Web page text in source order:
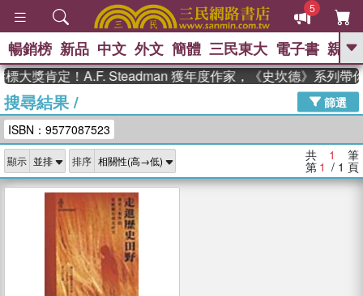
5
GO
高希均教授回憶錄
、 The Odyssey 、 父親節 、 如果歷
獎 臺灣漫遊錄 、 方念華 、 台灣的李
登輝時代
數學女孩：黎曼猜想 、
偉大的迷走神經
暢銷榜 新品 中文 外文 簡體 三民東大 電子書 親子
大獎肯定！A.F. Steadman 獲年度作家，《史坎德》系列帶
搜尋結果/
篩選
ISBN：9577087523
顯示 排序 共 1 筆
第 1 / 1 頁